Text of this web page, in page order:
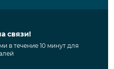
связи!
в течение 10 минут для